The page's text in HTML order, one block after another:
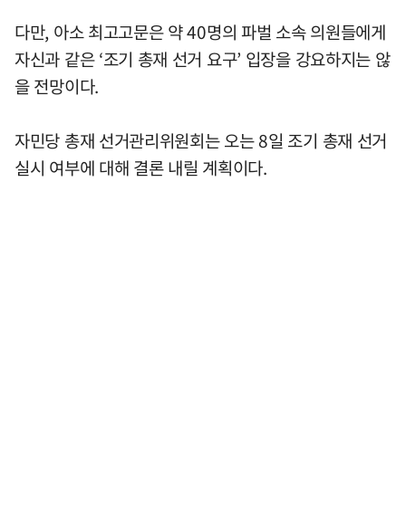
다만, 아소 최고고문은 약 40명의 파벌 소속 의원들에게
자신과 같은 ‘조기 총재 선거 요구’ 입장을 강요하지는 않
을 전망이다.
자민당 총재 선거관리위원회는 오는 8일 조기 총재 선거
실시 여부에 대해 결론 내릴 계획이다.